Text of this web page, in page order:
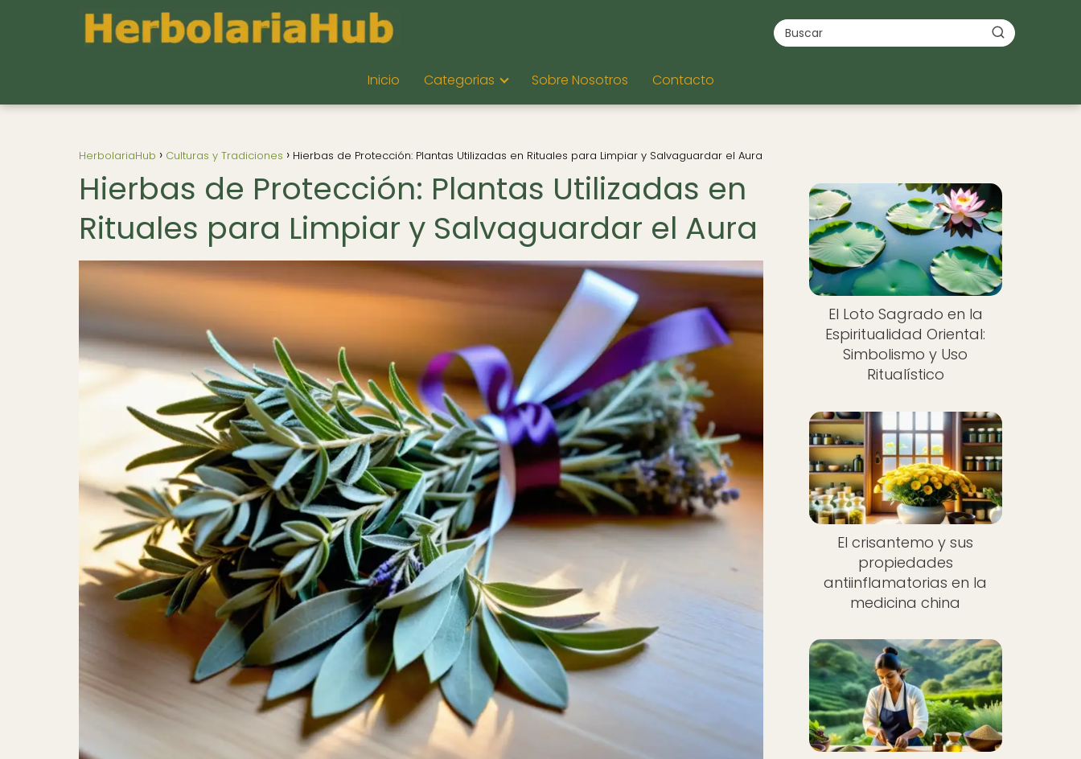
Inicio Categorias Sobre Nosotros Contacto
HerbolariaHub Culturas y Tradiciones Hierbas de Protección: Plantas Utilizadas en Rituales para Limpiar y Salvaguardar el Aura
Hierbas de Protección: Plantas Utilizadas en
Rituales para Limpiar y Salvaguardar el Aura
El Loto Sagrado en la
Espiritualidad Oriental:
Simbolismo y Uso
Ritualístico
El crisantemo y sus
propiedades
antiinflamatorias en la
medicina china